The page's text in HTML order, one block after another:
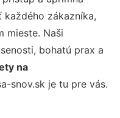
každého zákazníka,
mieste. Naši
bohatú prax a
na
snov.sk je tu pre vás.